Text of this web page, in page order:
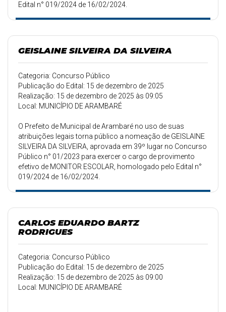
Edital n° 019/2024 de 16/02/2024.
GEISLAINE SILVEIRA DA SILVEIRA
Categoria: Concurso Público
Publicação do Edital: 15 de dezembro de 2025
Realização: 15 de dezembro de 2025 às 09:05
Local: MUNICÍPIO DE ARAMBARÉ
O Prefeito de Municipal de Arambaré no uso de suas
atribuições legais torna público a nomeação de GEISLAINE
SILVEIRA DA SILVEIRA, aprovada em 39º lugar no Concurso
Público n° 01/2023 para exercer o cargo de provimento
efetivo de MONITOR ESCOLAR, homologado pelo Edital n°
019/2024 de 16/02/2024.
CARLOS EDUARDO BARTZ
RODRIGUES
Categoria: Concurso Público
Publicação do Edital: 15 de dezembro de 2025
Realização: 15 de dezembro de 2025 às 09:00
Local: MUNICÍPIO DE ARAMBARÉ